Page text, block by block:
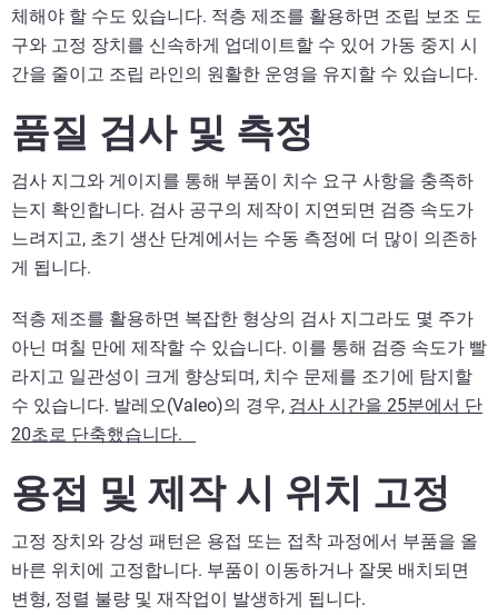
체해야 할 수도 있습니다. 적층 제조를 활용하면 조립 보조 도
구와 고정 장치를 신속하게 업데이트할 수 있어 가동 중지 시
간을 줄이고 조립 라인의 원활한 운영을 유지할 수 있습니다.
품질 검사 및 측정
검사 지그와 게이지를 통해 부품이 치수 요구 사항을 충족하
는지 확인합니다. 검사 공구의 제작이 지연되면 검증 속도가
느려지고, 초기 생산 단계에서는 수동 측정에 더 많이 의존하
게 됩니다.
적층 제조를 활용하면 복잡한 형상의 검사 지그라도 몇 주가
아닌 며칠 만에 제작할 수 있습니다. 이를 통해 검증 속도가 빨
라지고 일관성이 크게 향상되며, 치수 문제를 조기에 탐지할
수 있습니다. 발레오(Valeo)의 경우, 검사 시간을 25분에서 단
20초로 단축했습니다.
용접 및 제작 시 위치 고정
고정 장치와 강성 패턴은 용접 또는 접착 과정에서 부품을 올
바른 위치에 고정합니다. 부품이 이동하거나 잘못 배치되면
변형, 정렬 불량 및 재작업이 발생하게 됩니다.